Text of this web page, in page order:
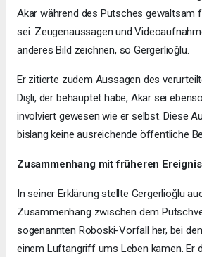
Akar während des Putsches gewaltsam
sei. Zeugenaussagen und
anderes Bild zeichnen, so Gergerlioğlu.
Er zitierte zudem Aussagen des
Dişli, der behauptet habe, Akar sei
involviert gewesen wie er selbst. Diese
bislang keine ausreichende öffentliche
Zusammenhang mit früheren
In seiner Erklärung stellte Gergerlioğlu
Zusammenhang zwischen dem
sogenannten Roboski-Vorfall her, bei
einem Luftangriff ums Leben kamen. Er